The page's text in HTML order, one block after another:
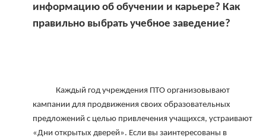
информацию об обучении и карьере? Как
правильно выбрать учебное заведение?
кампании для продвижения своих образовательных
предложений с целью привлечения учащихся, устраивают
«Дни открытых дверей». Если вы заинтересованы в